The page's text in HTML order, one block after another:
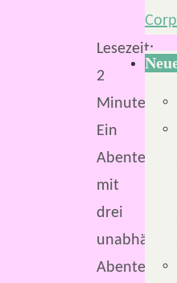
Lesezeit:
2
Minuten
Ein
mit
drei
Abenteuern